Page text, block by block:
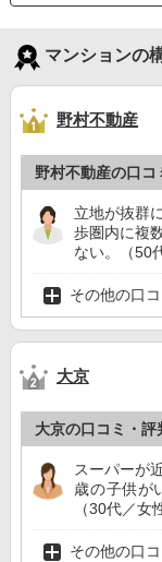
マンションの
野村不動産
野村不動産の口コ
立地が抜群
歩圏内に複
ない。（50
その他の口
大京
大京の口コミ・評
スーパーが
歳の子供が
（30代／女
その他の口